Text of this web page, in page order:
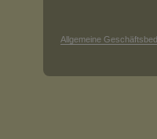
Allgemeine